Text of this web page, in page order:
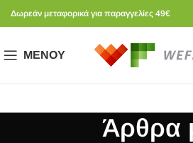
Δωρεάν μεταφορικά για παραγγελίες 49€
ΜΕΝΟΎ
Άρθρα